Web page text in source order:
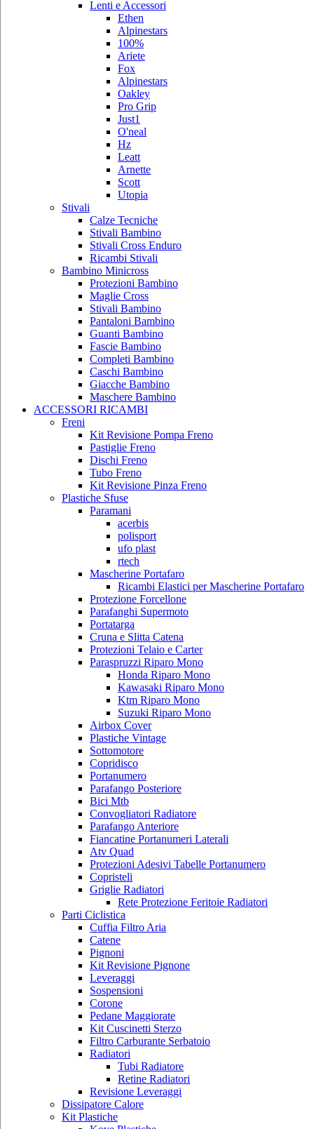
Lenti e Accessori
Ethen
Alpinestars
100%
Ariete
Fox
Alpinestars
Oakley
Pro Grip
Just1
O'neal
Hz
Leatt
Arnette
Scott
Utopia
Stivali
Calze Tecniche
Stivali Bambino
Stivali Cross Enduro
Ricambi Stivali
Bambino Minicross
Protezioni Bambino
Maglie Cross
Stivali Bambino
Pantaloni Bambino
Guanti Bambino
Fascie Bambino
Completi Bambino
Caschi Bambino
Giacche Bambino
Maschere Bambino
ACCESSORI RICAMBI
Freni
Kit Revisione Pompa Freno
Pastiglie Freno
Dischi Freno
Tubo Freno
Kit Revisione Pinza Freno
Plastiche Sfuse
Paramani
acerbis
polisport
ufo plast
rtech
Mascherine Portafaro
Ricambi Elastici per Mascherine Portafaro
Protezione Forcellone
Parafanghi Supermoto
Portatarga
Cruna e Slitta Catena
Protezioni Telaio e Carter
Paraspruzzi Riparo Mono
Honda Riparo Mono
Kawasaki Riparo Mono
Ktm Riparo Mono
Suzuki Riparo Mono
Airbox Cover
Plastiche Vintage
Sottomotore
Copridisco
Portanumero
Parafango Posteriore
Bici Mtb
Convogliatori Radiatore
Parafango Anteriore
Fiancatine Portanumeri Laterali
Atv Quad
Protezioni Adesivi Tabelle Portanumero
Copristeli
Griglie Radiatori
Rete Protezione Feritoie Radiatori
Parti Ciclistica
Cuffia Filtro Aria
Catene
Pignoni
Kit Revisione Pignone
Leveraggi
Sospensioni
Corone
Pedane Maggiorate
Kit Cuscinetti Sterzo
Filtro Carburante Serbatoio
Radiatori
Tubi Radiatore
Retine Radiatori
Revisione Leveraggi
Dissipatore Calore
Kit Plastiche